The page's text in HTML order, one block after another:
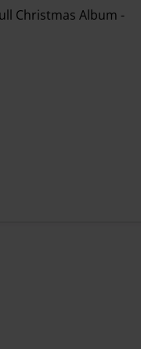
Christmas Album -